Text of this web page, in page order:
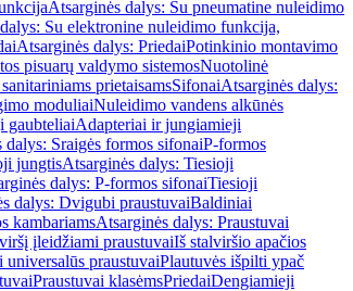
Atsarginės dalys: Su pneumatine nuleidimo
Su elektronine nuleidimo funkcija,
Atsarginės dalys: PriedaiPotinkinio montavimo
pisuarų valdymo sistemosNuotolinė
prietaisamsSifonaiAtsarginės dalys:
moduliaiNuleidimo vandens alkūnės
gaubteliaiAdapteriai ir jungiamieji
dalys: Sraigės formos sifonaiP-formos
jungtisAtsarginės dalys: Tiesioji
dalys: P-formos sifonaiTiesioji
dalys: Dvigubi praustuvaiBaldiniai
kambariamsAtsarginės dalys: Praustuvai
įleidžiami praustuvaiIš stalviršio apačios
praustuvaiPlautuvės išpilti ypač
Praustuvai klasėmsPriedaiDengiamieji